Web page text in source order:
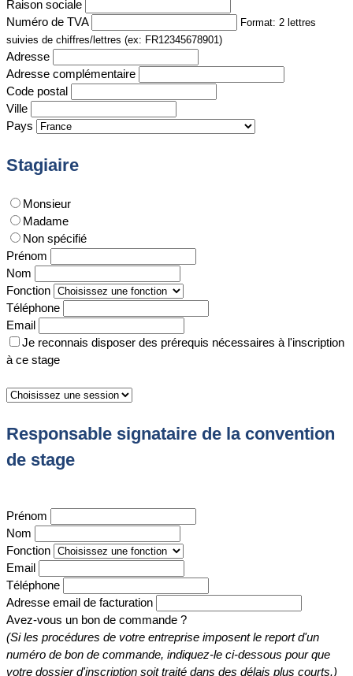
Raison sociale
Numéro de TVA
Format: 2 lettres
suivies de chiffres/lettres (ex: FR12345678901)
Adresse
Adresse complémentaire
Code postal
Ville
Pays
Stagiaire
Monsieur
Madame
Non spécifié
Prénom
Nom
Fonction
Téléphone
Email
Je reconnais disposer des prérequis nécessaires à l'inscription
à ce stage
Responsable signataire de la convention
de stage
Prénom
Nom
Fonction
Email
Téléphone
Adresse email de facturation
Avez-vous un bon de commande ?
(Si les procédures de votre entreprise imposent le report d'un
numéro de bon de commande, indiquez-le ci-dessous pour que
votre dossier d'inscription soit traité dans des délais plus courts.)